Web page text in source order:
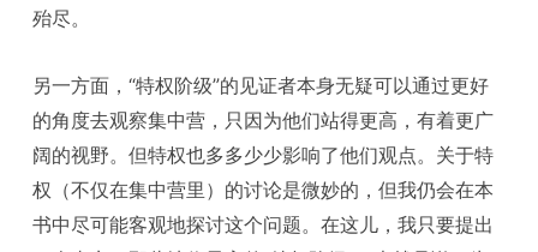
殆尽。
另一方面，“特权阶级”的见证者本身无疑可以通过更好
的角度去观察集中营，只因为他们站得更高，有着更广
阔的视野。但特权也多多少少影响了他们观点。关于特
权（不仅在集中营里）的讨论是微妙的，但我仍会在本
书中尽可能客观地探讨这个问题。在这儿，我只要提出